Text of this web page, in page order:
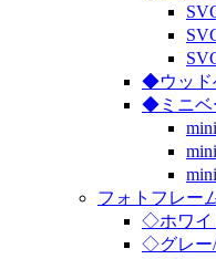
◆ウッド
◆ミニベ
フォトフレー
◇ホワイ
◇グレー/